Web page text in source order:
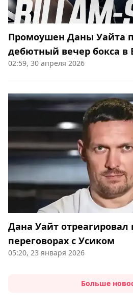
Промоушен Даны Уайта
дебютный вечер бокса в
02:59, 30 апреля 2026
Дана Уайт отреагировал
переговорах с Усиком
05:20, 23 января 2026
Больше